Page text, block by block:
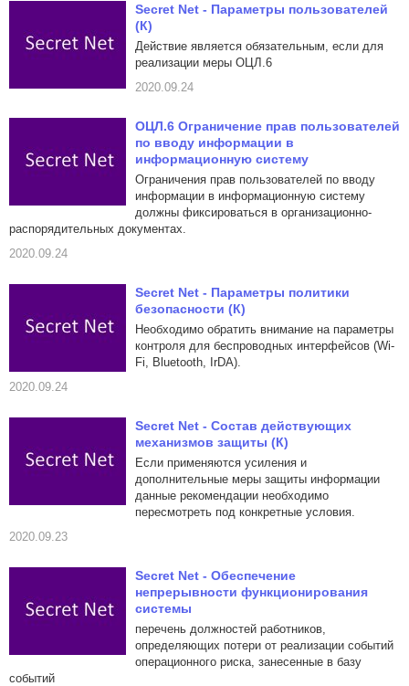
Secret Net - Параметры пользователей
(К)
Действие является обязательным, если для
реализации меры ОЦЛ.6
2020.09.24
ОЦЛ.6 Ограничение прав пользователей
по вводу информации в
информационную систему
Ограничения прав пользователей по вводу
информации в информационную систему
должны фиксироваться в организационно-
распорядительных документах.
2020.09.24
Secret Net - Параметры политики
безопасности (К)
Необходимо обратить внимание на параметры
контроля для беспроводных интерфейсов (Wi-
Fi, Bluetooth, IrDA).
2020.09.24
Secret Net - Состав действующих
механизмов защиты (К)
Если применяются усиления и
дополнительные меры защиты информации
данные рекомендации необходимо
пересмотреть под конкретные условия.
2020.09.23
Secret Net - Обеспечение
непрерывности функционирования
системы
перечень должностей работников,
определяющих потери от реализации событий
операционного риска, занесенные в базу
событий